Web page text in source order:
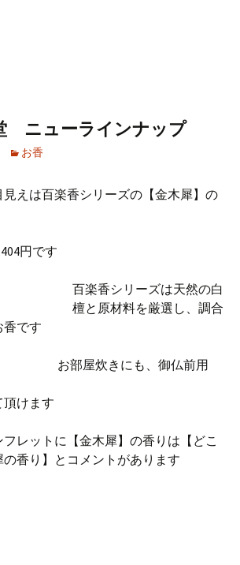
ニューラインナップ
お香
えは百楽香シリーズの【金木犀】の
円です
百楽香シリーズは天然の白
檀と原材料を厳選し、調合
香です
お部屋炊きにも、御仏前用
頂けます
レットに【金木犀】の香りは【どこ
香り】とコメントがあります